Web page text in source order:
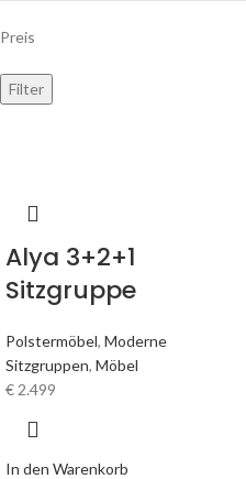
Preis
Filter
Alya 3+2+1
Sitzgruppe
Polstermöbel, Moderne
Sitzgruppen, Möbel
€ 2.499
In den Warenkorb